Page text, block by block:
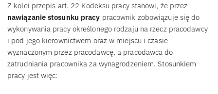
Z kolei przepis art. 22 Kodeksu pracy stanowi, że przez
nawiązanie stosunku pracy pracownik zobowiązuje się do
wykonywania pracy określonego rodzaju na rzecz pracodawcy
i pod jego kierownictwem oraz w miejscu i czasie
wyznaczonym przez pracodawcę, a pracodawca do
zatrudniania pracownika za wynagrodzeniem. Stosunkiem
pracy jest więc: